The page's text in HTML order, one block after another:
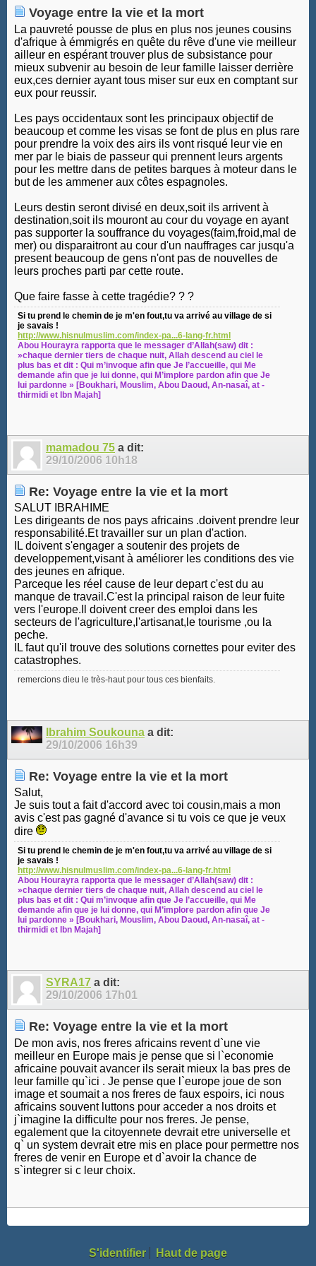
Voyage entre la vie et la mort
La pauvreté pousse de plus en plus nos jeunes cousins
d'afrique à émmigrés en quête du rêve d'une vie meilleur
ailleur en espérant trouver plus de subsistance pour
mieux subvenir au besoin de leur famille laisser derrière
eux,ces dernier ayant tous miser sur eux en comptant sur
eux pour reussir.
Les pays occidentaux sont les principaux objectif de
beaucoup et comme les visas se font de plus en plus rare
pour prendre la voix des airs ils vont risqué leur vie en
mer par le biais de passeur qui prennent leurs argents
pour les mettre dans de petites barques à moteur dans le
but de les ammener aux côtes espagnoles.
Leurs destin seront divisé en deux,soit ils arrivent à
destination,soit ils mouront au cour du voyage en ayant
pas supporter la souffrance du voyages(faim,froid,mal de
mer) ou disparaitront au cour d'un nauffrages car jusqu'a
present beaucoup de gens n'ont pas de nouvelles de
leurs proches parti par cette route.
Que faire fasse à cette tragédie? ? ?
Si tu prend le chemin de je m'en fout,tu va arrivé au village de si
je savais !
http://www.hisnulmuslim.com/index-pa...6-lang-fr.html
Abou Hourayra rapporta que le messager d’Allah(saw) dit :
»chaque dernier tiers de chaque nuit, Allah descend au ciel le
plus bas et dit : Qui m’invoque afin que Je l’accueille, qui Me
demande afin que je lui donne, qui M’implore pardon afin que Je
lui pardonne » [Boukhari, Mouslim, Abou Daoud, An-nasaî, at -
thirmidi et Ibn Majah]
mamadou 75 a dit:
29/10/2006 10h18
Re: Voyage entre la vie et la mort
SALUT IBRAHIME
Les dirigeants de nos pays africains .doivent prendre leur
responsabilité.Et travailler sur un plan d'action.
IL doivent s'engager a soutenir des projets de
developpement,visant à améliorer les conditions des vie
des jeunes en afrique.
Parceque les réel cause de leur depart c'est du au
manque de travail.C'est la principal raison de leur fuite
vers l'europe.Il doivent creer des emploi dans les
secteurs de l'agriculture,l'artisanat,le tourisme ,ou la
peche.
IL faut qu'il trouve des solutions cornettes pour eviter des
catastrophes.
remercions dieu le très-haut pour tous ces bienfaits.
Ibrahim Soukouna a dit:
29/10/2006 16h39
Re: Voyage entre la vie et la mort
Salut,
Je suis tout a fait d'accord avec toi cousin,mais a mon
avis c'est pas gagné d'avance si tu vois ce que je veux
dire
Si tu prend le chemin de je m'en fout,tu va arrivé au village de si
je savais !
http://www.hisnulmuslim.com/index-pa...6-lang-fr.html
Abou Hourayra rapporta que le messager d’Allah(saw) dit :
»chaque dernier tiers de chaque nuit, Allah descend au ciel le
plus bas et dit : Qui m’invoque afin que Je l’accueille, qui Me
demande afin que je lui donne, qui M’implore pardon afin que Je
lui pardonne » [Boukhari, Mouslim, Abou Daoud, An-nasaî, at -
thirmidi et Ibn Majah]
SYRA17 a dit:
29/10/2006 17h01
Re: Voyage entre la vie et la mort
De mon avis, nos freres africains revent d`une vie
meilleur en Europe mais je pense que si l`economie
africaine pouvait avancer ils serait mieux la bas pres de
leur famille qu`ici . Je pense que l`europe joue de son
image et soumait a nos freres de faux espoirs, ici nous
africains souvent luttons pour acceder a nos droits et
j`imagine la difficulte pour nos freres. Je pense,
egalement que la citoyennete devrait etre universelle et
q` un system devrait etre mis en place pour permettre nos
freres de venir en Europe et d`avoir la chance de
s`integrer si c leur choix.
S'identifier Haut de page